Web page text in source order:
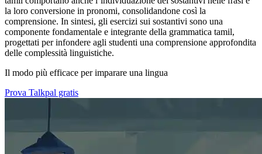
la loro conversione in pronomi, consolidandone così la
comprensione. In sintesi, gli esercizi sui sostantivi sono una
componente fondamentale e integrante della grammatica tamil,
progettati per infondere agli studenti una comprensione approfondita
delle complessità linguistiche.
Il modo più efficace per imparare una lingua
Prova Talkpal gratis